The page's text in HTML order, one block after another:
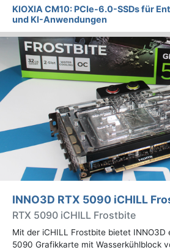
KIOXIA CM10: PCIe-6.0-SSDs für
und KI-Anwendungen
INNO3D RTX 5090 iCHILL
RTX 5090 iCHILL Frostbite
Mit der iCHILL Frostbite bietet INNO3D
5090 Grafikkarte mit Wasserkühlblock